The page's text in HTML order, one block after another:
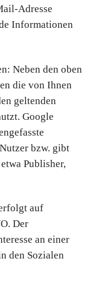
Adresse
Informationen
Neben den oben
die von Ihnen
geltenden
Google
bzw. gibt
Publisher,
auf
Der
an einer
den Sozialen